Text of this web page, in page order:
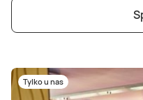
Tylko u nas